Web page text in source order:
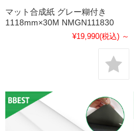
マット合成紙 グレー糊付き
1118mm×30M NMGN111830
¥19,990(税込) ～